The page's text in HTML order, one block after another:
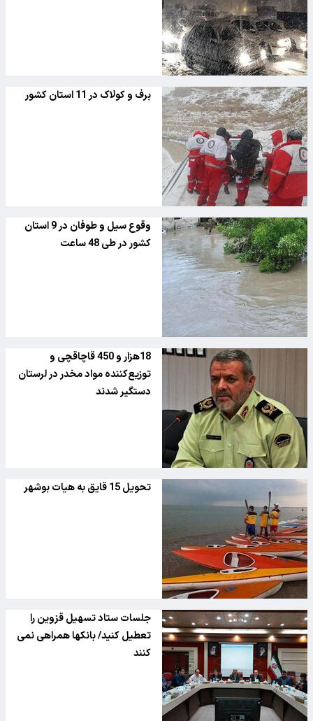
برف و کولاک در 11 استان کشور
وقوع سیل و طوفان در 9 استان
کشور در طی 48 ساعت
18هزار و 450 قاچاقچی و
توزیع‌کننده مواد مخدر در لرستان
دستگیر شدند
تحویل 15 قایق به هیات بوشهر
جلسات ستاد تسهیل قزوین را
تعطیل کنید/ بانکها همراهی نمی
کنند